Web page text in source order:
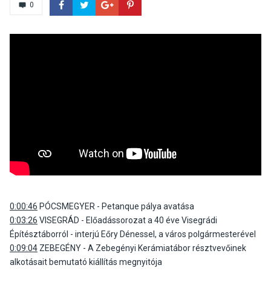
0
0:00:46 PÓCSMEGYER - Petanque pálya avatása
0:03:26 VISEGRÁD - Előadássorozat a 40 éve Visegrádi
Építésztáborról - interjú Eőry Dénessel, a város polgármesterével
0:09:04 ZEBEGÉNY - A Zebegényi Kerámiatábor résztvevőinek
alkotásait bemutató kiállítás megnyitója